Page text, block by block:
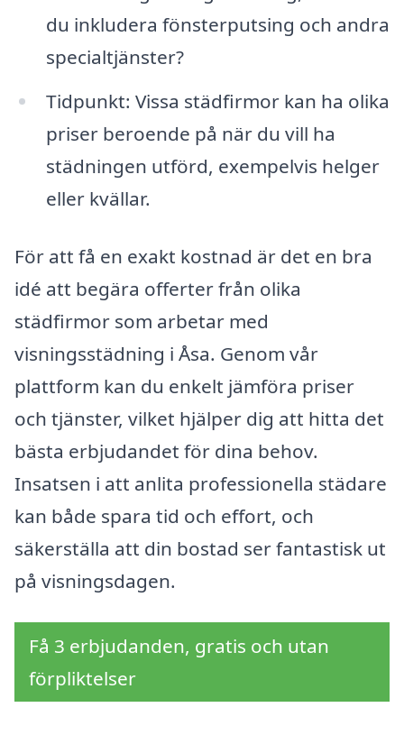
du inkludera fönsterputsing och andra
specialtjänster?
Tidpunkt: Vissa städfirmor kan ha olika
priser beroende på när du vill ha
städningen utförd, exempelvis helger
eller kvällar.
För att få en exakt kostnad är det en bra
idé att begära offerter från olika
städfirmor som arbetar med
visningsstädning i Åsa. Genom vår
plattform kan du enkelt jämföra priser
och tjänster, vilket hjälper dig att hitta det
bästa erbjudandet för dina behov.
Insatsen i att anlita professionella städare
kan både spara tid och effort, och
säkerställa att din bostad ser fantastisk ut
på visningsdagen.
Få 3 erbjudanden, gratis och utan
förpliktelser